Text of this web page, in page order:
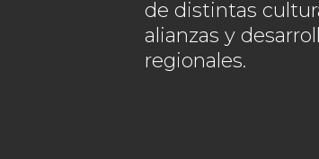
de distintas
alianzas y
regionales.